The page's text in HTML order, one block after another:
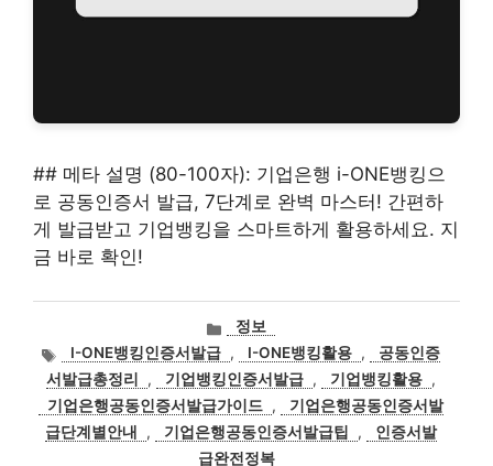
## 메타 설명 (80-100자): 기업은행 i-ONE뱅킹으
로 공동인증서 발급, 7단계로 완벽 마스터! 간편하
게 발급받고 기업뱅킹을 스마트하게 활용하세요. 지
금 바로 확인!
카
고
리
정보
태
그
I-ONE뱅킹인증서발급 , I-ONE뱅킹활용 ,
공동인증
서발급총정리
, 기업뱅킹인증서발급 , 기업뱅킹활용 ,
기업은행공동인증서발급가이드 ,
기업은행공동인증서발
급단계별안내
, 기업은행공동인증서발급팁 ,
인증서발
급완전정복